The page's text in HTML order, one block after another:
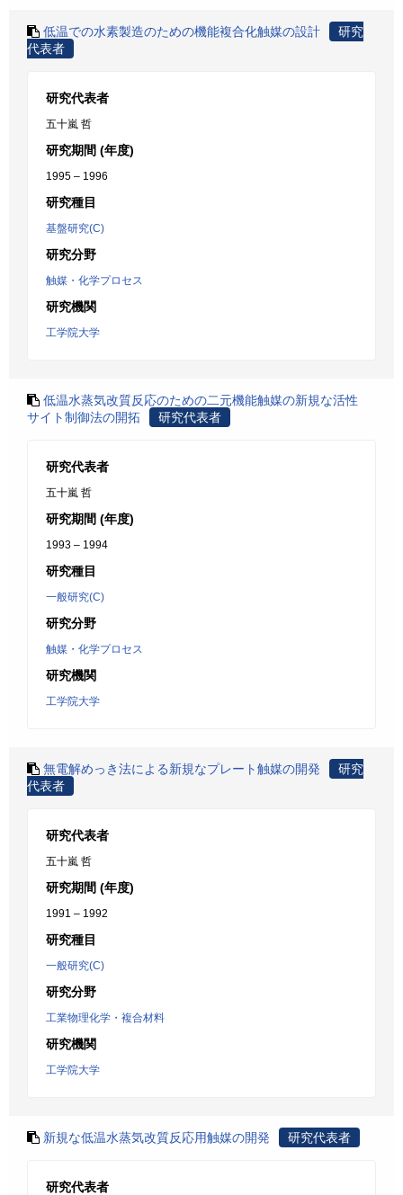
低温での水素製造のための機能複合化触媒の設計
研究
代表者
研究代表者
五十嵐 哲
研究期間 (年度)
1995 – 1996
研究種目
基盤研究(C)
研究分野
触媒・化学プロセス
研究機関
工学院大学
低温水蒸気改質反応のための二元機能触媒の新規な活性
サイト制御法の開拓
研究代表者
研究代表者
五十嵐 哲
研究期間 (年度)
1993 – 1994
研究種目
一般研究(C)
研究分野
触媒・化学プロセス
研究機関
工学院大学
無電解めっき法による新規なプレート触媒の開発
研究
代表者
研究代表者
五十嵐 哲
研究期間 (年度)
1991 – 1992
研究種目
一般研究(C)
研究分野
工業物理化学・複合材料
研究機関
工学院大学
新規な低温水蒸気改質反応用触媒の開発 研究代表者
研究代表者